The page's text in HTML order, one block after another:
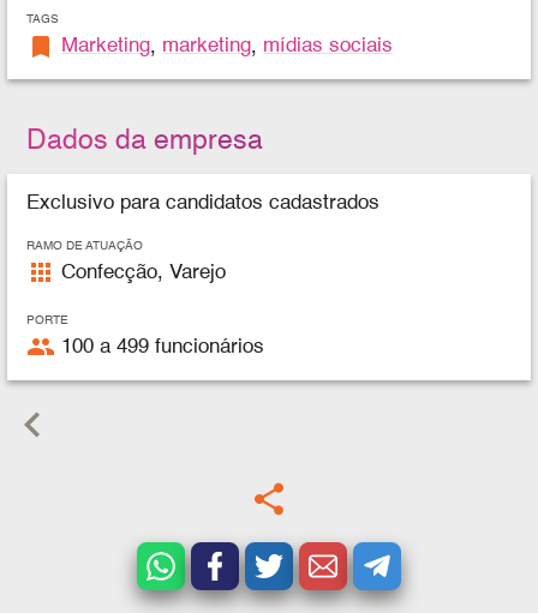
TAGS
bookmark Marketing, marketing, mídias sociais
Dados da empresa
Exclusivo para candidatos cadastrados
RAMO DE ATUAÇÃO
apps Confecção, Varejo
PORTE
people 100 a 499 funcionários
keyboard_arrow_left
share